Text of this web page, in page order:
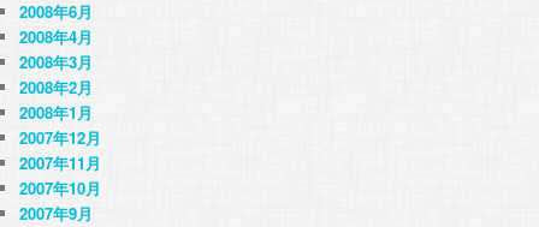
2008年6月
2008年4月
2008年3月
2008年2月
2008年1月
2007年12月
2007年11月
2007年10月
2007年9月